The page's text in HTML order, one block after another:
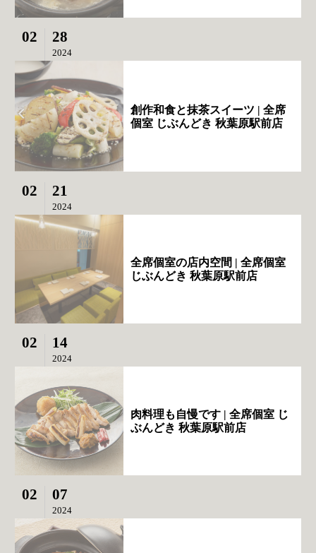
02 28
2024
創作和食と抹茶スイーツ | 全席
個室 じぶんどき 秋葉原駅前店
02 21
2024
全席個室の店内空間 | 全席個室
じぶんどき 秋葉原駅前店
02 14
2024
肉料理も自慢です | 全席個室 じ
ぶんどき 秋葉原駅前店
02 07
2024